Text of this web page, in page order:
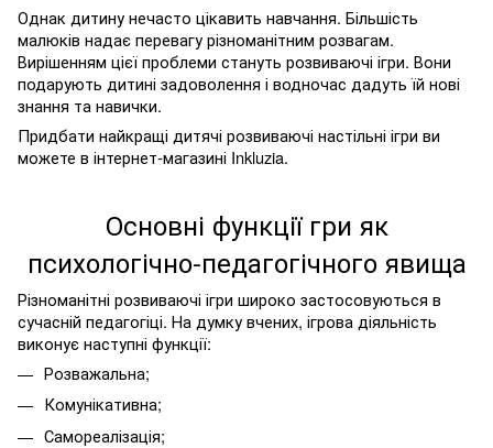
Однак дитину нечасто цікавить навчання. Більшість
малюків надає перевагу різноманітним розвагам.
Вирішенням цієї проблеми стануть розвиваючі ігри. Вони
подарують дитині задоволення і водночас дадуть їй нові
знання та навички.
Придбати найкращі дитячі розвиваючі настільні ігри ви
можете в інтернет-магазині Inkluzia.
Основні функції гри як
психологічно-педагогічного явища
Різноманітні розвиваючі ігри широко застосовуються в
сучасній педагогіці. На думку вчених, ігрова діяльність
виконує наступні функції:
Розважальна;
Комунікативна;
Самореалізація;